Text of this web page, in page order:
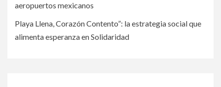
aeropuertos mexicanos
Playa Llena, Corazón Contento”: la estrategia social que
alimenta esperanza en Solidaridad